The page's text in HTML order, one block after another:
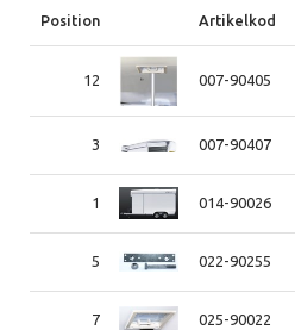
Position Artikelkod
12 007-90405
3 007-90407
1 014-90026
5 022-90255
7 025-90022